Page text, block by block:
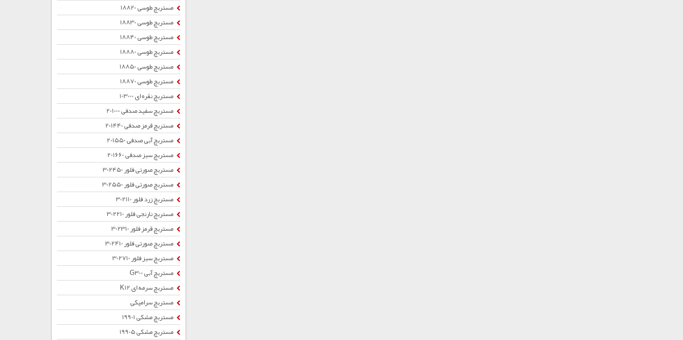
مستربچ طوسی 18820
مستربچ طوسی 18830
مستربچ طوسی 18840
مستربچ طوسی 18880
مستربچ طوسی 18850
مستربچ طوسی 18870
مستربچ نقره ای 103000
مستربچ سفید صدفی 201000
مستربچ قرمز صدفی 201440
مستربچ آبی صدفی 201550
مستربچ سبز صدفی 201660
مستربچ صورتی فلور 302450
مستربچ صورتی فلور 302550
مستربچ زرد فلور 302110
مستربچ نارنجی فلور 302210
مستربچ قرمز فلور 302310
مستربچ صورتی فلور 302410
مستربچ سبز فلور 302710
مستربچ آبی G300
مستربچ سرمه ای K12
مستربچ سرامیکی
مستربچ مشکی 19901
مستربچ مشکی 19905